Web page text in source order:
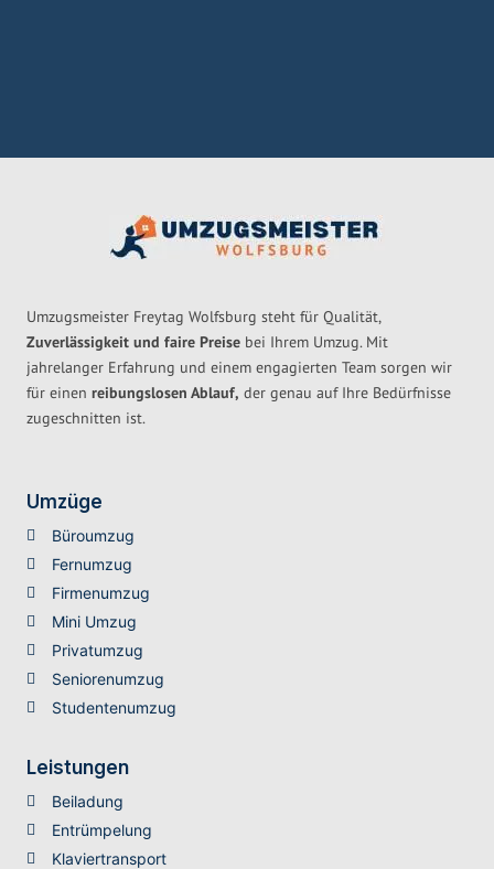
Umzugsmeister Freytag Wolfsburg steht für Qualität,
Zuverlässigkeit und faire Preise bei Ihrem Umzug. Mit
jahrelanger Erfahrung und einem engagierten Team sorgen wir
für einen reibungslosen Ablauf, der genau auf Ihre Bedürfnisse
zugeschnitten ist.
Umzüge
Büroumzug
Fernumzug
Firmenumzug
Mini Umzug
Privatumzug
Seniorenumzug
Studentenumzug
Leistungen
Beiladung
Entrümpelung
Klaviertransport